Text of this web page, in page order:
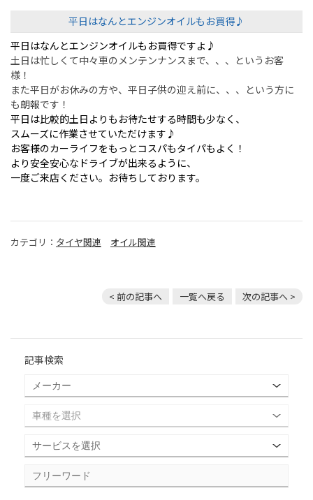
平日はなんとエンジンオイルもお買得♪
平日はなんとエンジンオイルもお買得ですよ♪
土日は忙しくて中々車のメンテンナンスまで、、、というお客
様！
また平日がお休みの方や、平日子供の迎え前に、、、という方に
も朗報です！
平日は比較的土日よりもお待たせする時間も少なく、
スムーズに作業させていただけます♪
お客様のカーライフをもっとコスパもタイパもよく！
より安全安心なドライブが出来るように、
一度ご来店ください。お待ちしております。
カテゴリ： タイヤ関連 オイル関連
< 前の記事へ 一覧へ戻る 次の記事へ >
記事検索